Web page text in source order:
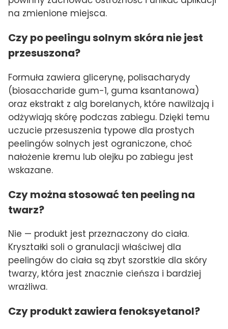
na zmienione miejsca.
Czy po peelingu solnym skóra nie jest
przesuszona?
Formuła zawiera glicerynę, polisacharydy
(biosaccharide gum-1, guma ksantanowa)
oraz ekstrakt z alg borelanych, które nawilżają i
odżywiają skórę podczas zabiegu. Dzięki temu
uczucie przesuszenia typowe dla prostych
peelingów solnych jest ograniczone, choć
nałożenie kremu lub olejku po zabiegu jest
wskazane.
Czy można stosować ten peeling na
twarz?
Nie — produkt jest przeznaczony do ciała.
Kryształki soli o granulacji właściwej dla
peelingów do ciała są zbyt szorstkie dla skóry
twarzy, która jest znacznie cieńsza i bardziej
wrażliwa.
Czy produkt zawiera fenoksyetanol?